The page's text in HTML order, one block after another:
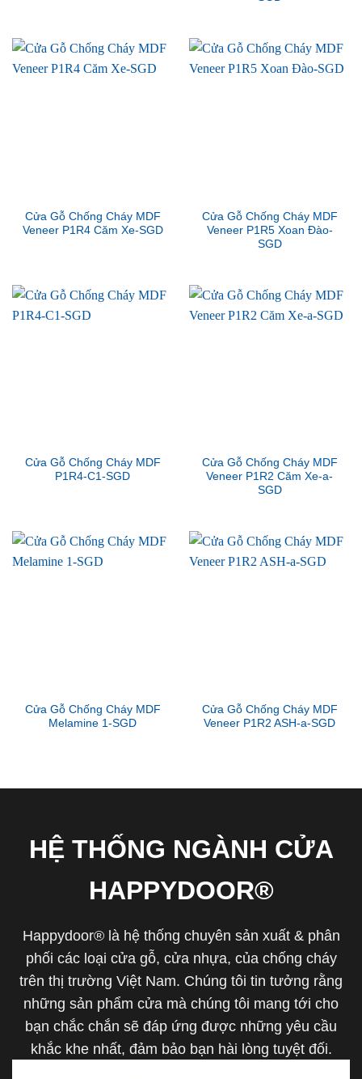
Cửa Gỗ Chống Cháy MDF
Veneer P1R4 Căm Xe-SGD
Cửa Gỗ Chống Cháy MDF
Veneer P1R5 Xoan Đào-
SGD
Cửa Gỗ Chống Cháy MDF
P1R4-C1-SGD
Cửa Gỗ Chống Cháy MDF
Veneer P1R2 Căm Xe-a-
SGD
Cửa Gỗ Chống Cháy MDF
Melamine 1-SGD
Cửa Gỗ Chống Cháy MDF
Veneer P1R2 ASH-a-SGD
HỆ THỐNG NGÀNH CỬA
HAPPYDOOR®
Happydoor® là hệ thống chuyên sản xuất & phân
phối các loại cửa gỗ, cửa nhựa, của chống cháy
trên thị trường Việt Nam. Chúng tôi tin tưởng rằng
những sản phẩm cửa mà chúng tôi mang tới cho
bạn chắc chắn sẽ đáp ứng được những yêu cầu
khắc khe nhất, đảm bảo bạn hài lòng tuyệt đối.